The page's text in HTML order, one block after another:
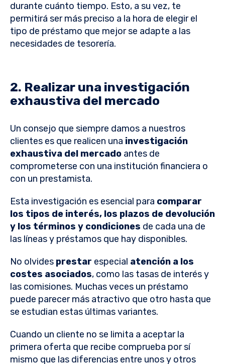
durante cuánto tiempo. Esto, a su vez, te
permitirá ser más preciso a la hora de elegir el
tipo de préstamo que mejor se adapte a las
necesidades de tesorería.
2. Realizar una investigación
exhaustiva del mercado
Un consejo que siempre damos a nuestros
clientes es que realicen una investigación
exhaustiva del mercado antes de
comprometerse con una institución financiera o
con un prestamista.
Esta investigación es esencial para comparar
los tipos de interés, los plazos de devolución
y los términos y condiciones de cada una de
las líneas y préstamos que hay disponibles.
No olvides prestar especial atención a los
costes asociados, como las tasas de interés y
las comisiones. Muchas veces un préstamo
puede parecer más atractivo que otro hasta que
se estudian estas últimas variantes.
Cuando un cliente no se limita a aceptar la
primera oferta que recibe comprueba por sí
mismo que las diferencias entre unos y otros